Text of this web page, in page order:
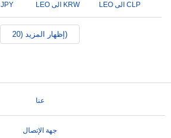
LEO الى JPY
LEO الى KRW LEO الى CLP
إظهار المزيد (20)
عنا
جهة الإتصال